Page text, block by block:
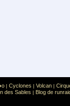
| Cyclones | Volcan |
des Sables | Blog de